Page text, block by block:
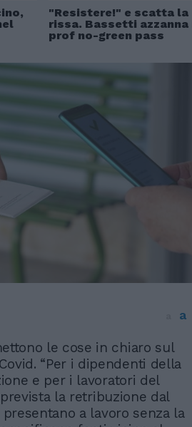
"Resistere!" e scatta la
rissa. Bassetti azzanna
prof no-green pass
a
le cose in chiaro sul
“Per i dipendenti della
e per i lavoratori del
la retribuzione dal
a lavoro senza la